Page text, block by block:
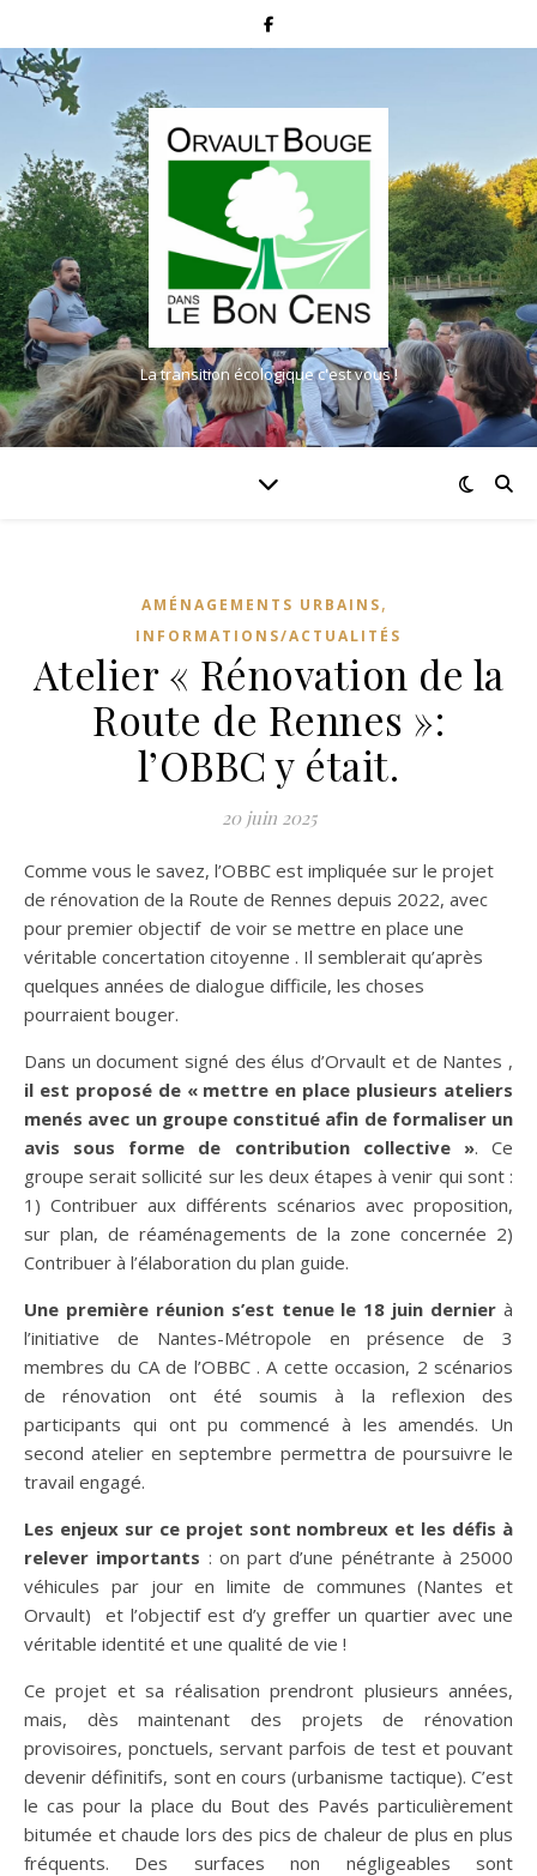
La transition écologique c'est vous !
AMÉNAGEMENTS URBAINS,
INFORMATIONS/ACTUALITÉS
Atelier « Rénovation de la
Route de Rennes »:
l’OBBC y était.
20 juin 2025
Comme vous le savez, l’OBBC est impliquée sur le projet
de rénovation de la Route de Rennes depuis 2022, avec
pour premier objectif de voir se mettre en place une
véritable concertation citoyenne . Il semblerait qu’après
quelques années de dialogue difficile, les choses
pourraient bouger.
Dans un document signé des élus d’Orvault et de Nantes ,
il est proposé de « mettre en place plusieurs ateliers
menés avec un groupe constitué afin de formaliser un
avis sous forme de contribution collective ». Ce
groupe serait sollicité sur les deux étapes à venir qui sont :
1) Contribuer aux différents scénarios avec proposition,
sur plan, de réaménagements de la zone concernée 2)
Contribuer à l’élaboration du plan guide.
Une première réunion s’est tenue le 18 juin dernier à
l’initiative de Nantes-Métropole en présence de 3
membres du CA de l’OBBC . A cette occasion, 2 scénarios
de rénovation ont été soumis à la reflexion des
participants qui ont pu commencé à les amendés. Un
second atelier en septembre permettra de poursuivre le
travail engagé.
Les enjeux sur ce projet sont nombreux et les défis à
relever importants : on part d’une pénétrante à 25000
véhicules par jour en limite de communes (Nantes et
Orvault) et l’objectif est d’y greffer un quartier avec une
véritable identité et une qualité de vie !
Ce projet et sa réalisation prendront plusieurs années,
mais, dès maintenant des projets de rénovation
provisoires, ponctuels, servant parfois de test et pouvant
devenir définitifs, sont en cours (urbanisme tactique). C’est
le cas pour la place du Bout des Pavés particulièrement
bitumée et chaude lors des pics de chaleur de plus en plus
fréquents. Des surfaces non négligeables sont